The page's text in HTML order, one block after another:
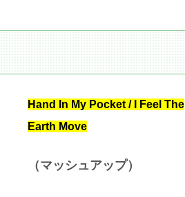
Hand In My Pocket / I Feel The
Earth Move
（マッシュアップ）